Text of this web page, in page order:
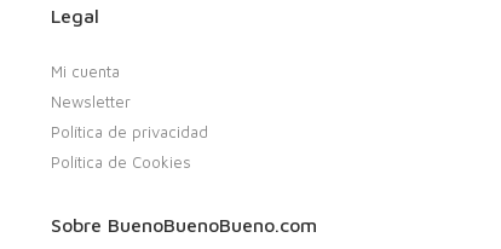
Legal
Mi cuenta
Newsletter
Política de privacidad
Política de Cookies
Sobre BuenoBuenoBueno.com